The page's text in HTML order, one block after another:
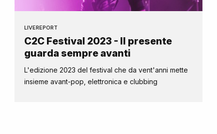
LIVEREPORT
C2C Festival 2023 - Il presente
guarda sempre avanti
L'edizione 2023 del festival che da vent'anni mette
insieme avant-pop, elettronica e clubbing